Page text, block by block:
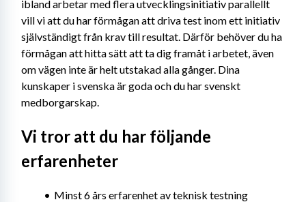
ibland arbetar med flera utvecklingsinitiativ parallellt
vill vi att du har förmågan att driva test inom ett initiativ
självständigt från krav till resultat. Därför behöver du ha
förmågan att hitta sätt att ta dig framåt i arbetet, även
om vägen inte är helt utstakad alla gånger. Dina
kunskaper i svenska är goda och du har svenskt
medborgarskap.
Vi tror att du har följande
erfarenheter
Minst 6 års erfarenhet av teknisk testning